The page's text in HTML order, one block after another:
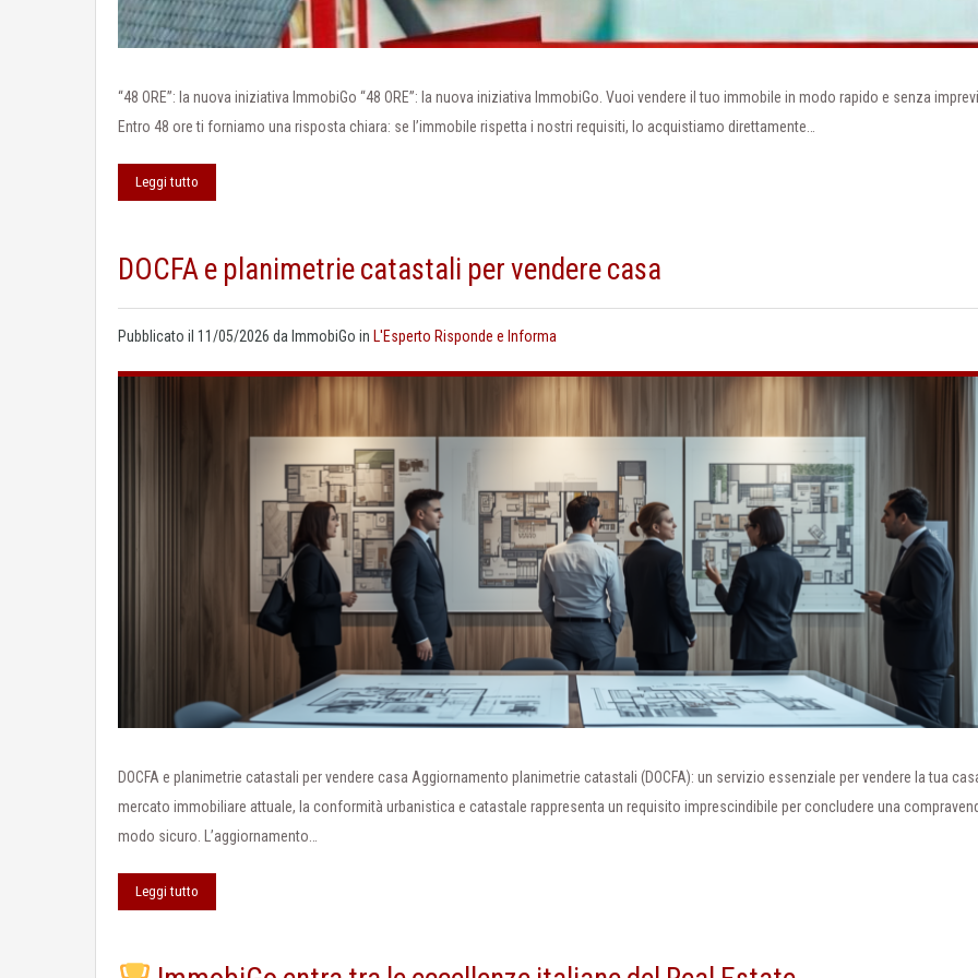
“48 ORE”: la nuova iniziativa ImmobiGo “48 ORE”: la nuova iniziativa ImmobiGo. Vuoi vendere il tuo immobile in modo rapido e senza
Entro 48 ore ti forniamo una risposta chiara: se l’immobile rispetta i nostri requisiti, lo acquistiamo direttamente…
Leggi tutto
DOCFA e planimetrie catastali per vendere casa
Pubblicato il 11/05/2026 da ImmobiGo in L'Esperto Risponde e Informa
DOCFA e planimetrie catastali per vendere casa Aggiornamento planimetrie catastali (DOCFA): un servizio essenziale per vendere la tua
mercato immobiliare attuale, la conformità urbanistica e catastale rappresenta un requisito imprescindibile per concludere una
modo sicuro. L’aggiornamento…
Leggi tutto